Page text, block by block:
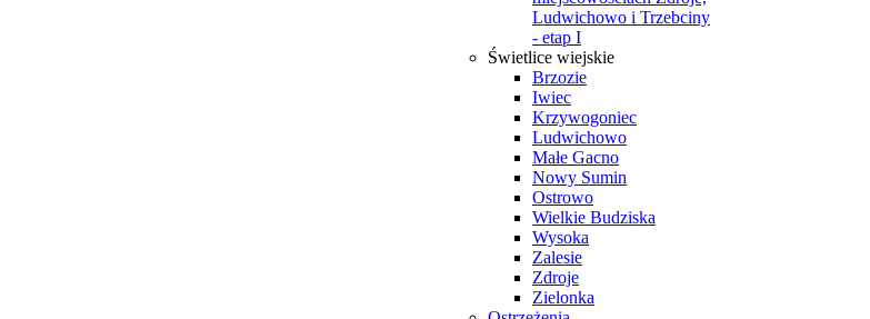
Ludwichowo i Trzebciny
- etap I
Świetlice wiejskie
Brzozie
Iwiec
Krzywogoniec
Ludwichowo
Małe Gacno
Nowy Sumin
Ostrowo
Wielkie Budziska
Wysoka
Zalesie
Zdroje
Zielonka